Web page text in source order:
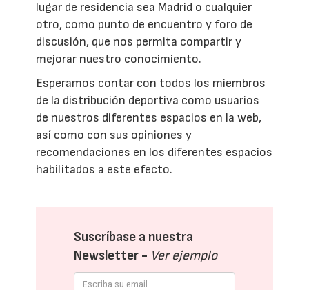
lugar de residencia sea Madrid o cualquier
otro, como punto de encuentro y foro de
discusión, que nos permita compartir y
mejorar nuestro conocimiento.
Esperamos contar con todos los miembros
de la distribución deportiva como usuarios
de nuestros diferentes espacios en la web,
así como con sus opiniones y
recomendaciones en los diferentes espacios
habilitados a este efecto.
Suscríbase a nuestra
Newsletter - Ver ejemplo